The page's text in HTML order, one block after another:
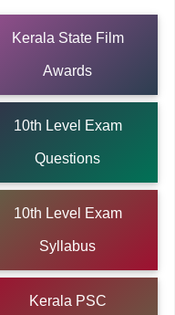
Kerala State Film
Awards
10th Level Exam
Questions
10th Level Exam
Syllabus
Kerala PSC